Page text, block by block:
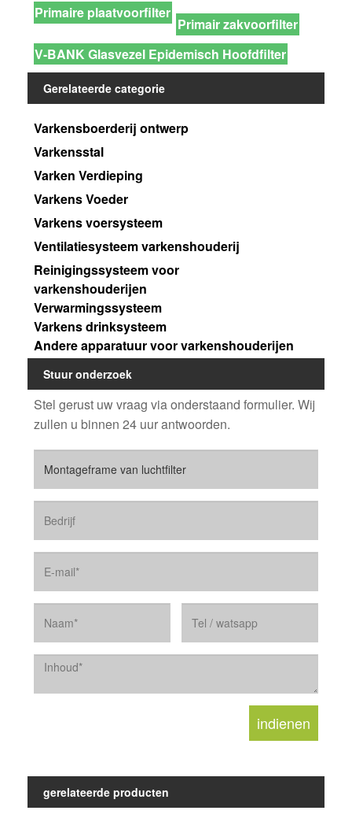
Primaire plaatvoorfilter
Primair zakvoorfilter
V-BANK Glasvezel Epidemisch Hoofdfilter
Gerelateerde categorie
Varkensboerderij ontwerp
Varkensstal
Varken Verdieping
Varkens Voeder
Varkens voersysteem
Ventilatiesysteem varkenshouderij
Reinigingssysteem voor
varkenshouderijen
Verwarmingssysteem
Varkens drinksysteem
Andere apparatuur voor varkenshouderijen
Stuur onderzoek
Stel gerust uw vraag via onderstaand formulier. Wij
zullen u binnen 24 uur antwoorden.
gerelateerde producten